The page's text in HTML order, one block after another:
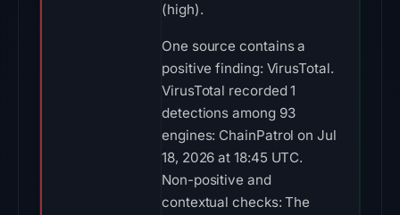
(high).
One source contains a
positive finding: VirusTotal.
VirusTotal recorded 1
detections among 93
engines: ChainPatrol on Jul
18, 2026 at 18:45 UTC.
Non-positive and
contextual checks: The